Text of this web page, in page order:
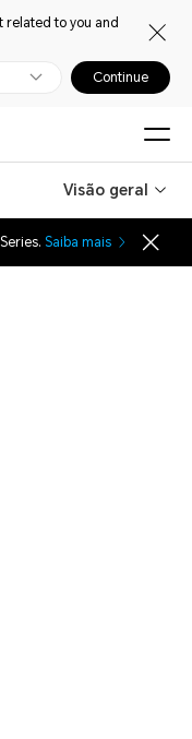
related to you and
Continue
Visão geral
Saiba mais